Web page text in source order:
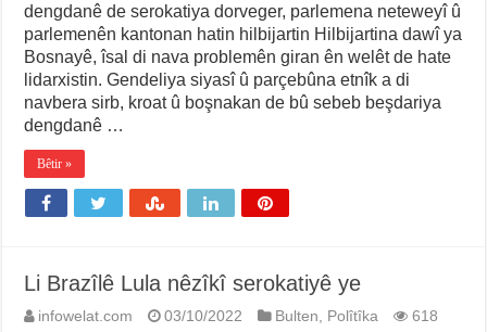
dengdanê de serokatiya dorveger, parlemena neteweyî û
parlemenên kantonan hatin hilbijartin Hilbijartina dawî ya
Bosnayê, îsal di nava problemên giran ên welêt de hate
lidarxistin. Gendeliya siyasî û parçebûna etnîk a di
navbera sirb, kroat û boşnakan de bû sebeb beşdariya
dengdanê …
Bêtir »
Li Brazîlê Lula nêzîkî serokatiyê ye
infowelat.com 03/10/2022 Bulten Polîtîka 618